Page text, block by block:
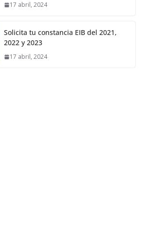
17 abril, 2024
Solicita tu constancia EIB del 2021,
2022 y 2023
17 abril, 2024